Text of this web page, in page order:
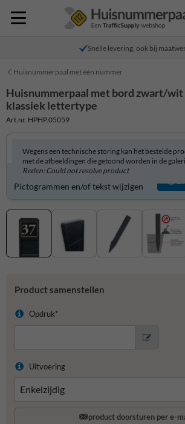
Snelle levering, ook bij
Huisnummerpaal met één nummer
Huisnummerpaal met bord zwart/
klassiek lettertype
Art.nr. HPHP.05059
Wegens een technische storing kan het bestelde
met de afbeeldingen die getoond worden in de
Reden: Could not resolve product
Product zelf aanpassen?
Pictogrammen en/of tekst wijzigen
Product samenstellen
Opdruk*
Uitvoering
product doorsturen per e-